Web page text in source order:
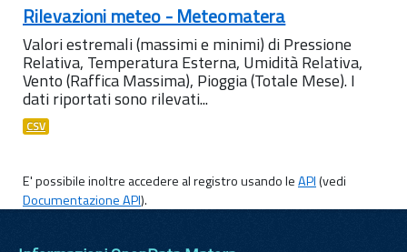
Rilevazioni meteo - Meteomatera
Valori estremali (massimi e minimi) di Pressione
Relativa, Temperatura Esterna, Umidità Relativa,
Vento (Raffica Massima), Pioggia (Totale Mese). I
dati riportati sono rilevati...
CSV
E' possibile inoltre accedere al registro usando leAPI(vedi
Documentazione API).